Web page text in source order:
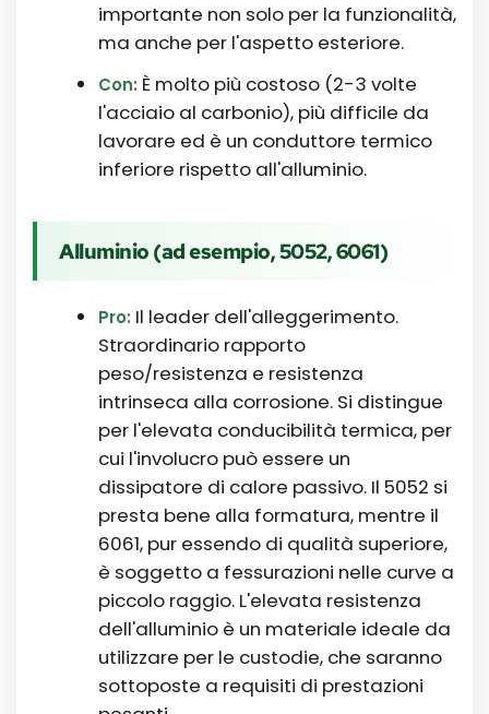
importante non solo per la funzionalità,
ma anche per l'aspetto esteriore.
Con: È molto più costoso (2-3 volte
l'acciaio al carbonio), più difficile da
lavorare ed è un conduttore termico
inferiore rispetto all'alluminio.
Alluminio (ad esempio, 5052, 6061)
Pro: Il leader dell'alleggerimento.
Straordinario rapporto
peso/resistenza e resistenza
intrinseca alla corrosione. Si distingue
per l'elevata conducibilità termica, per
cui l'involucro può essere un
dissipatore di calore passivo. Il 5052 si
presta bene alla formatura, mentre il
6061, pur essendo di qualità superiore,
è soggetto a fessurazioni nelle curve a
piccolo raggio. L'elevata resistenza
dell'alluminio è un materiale ideale da
utilizzare per le custodie, che saranno
sottoposte a requisiti di prestazioni